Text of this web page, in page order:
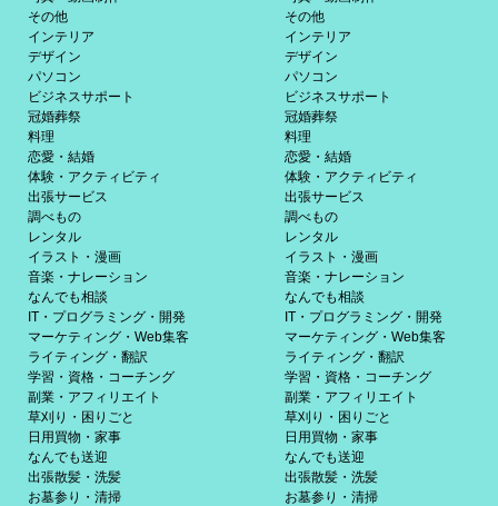
その他
インテリア
デザイン
パソコン
ビジネスサポート
冠婚葬祭
料理
恋愛・結婚
体験・アクティビティ
出張サービス
調べもの
レンタル
イラスト・漫画
音楽・ナレーション
なんでも相談
IT・プログラミング・開発
マーケティング・Web集客
ライティング・翻訳
学習・資格・コーチング
副業・アフィリエイト
草刈り・困りごと
日用買物・家事
なんでも送迎
出張散髪・洗髪
お墓参り・清掃
その他
インテリア
デザイン
パソコン
ビジネスサポート
冠婚葬祭
料理
恋愛・結婚
体験・アクティビティ
出張サービス
調べもの
レンタル
イラスト・漫画
音楽・ナレーション
なんでも相談
IT・プログラミング・開発
マーケティング・Web集客
ライティング・翻訳
学習・資格・コーチング
副業・アフィリエイト
草刈り・困りごと
日用買物・家事
なんでも送迎
出張散髪・洗髪
お墓参り・清掃